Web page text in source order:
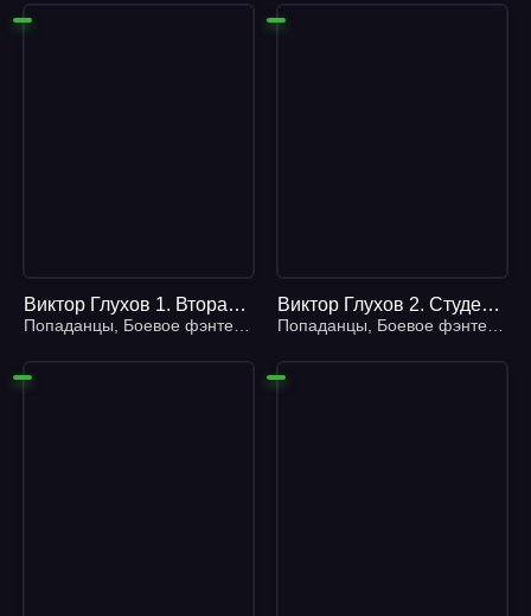
Виктор Глухов 1. Вторая жизнь майора - Владимир Сухинин
Попаданцы Боевое фэнтези Героическое фэнтези
Виктор Глухов 2. Студент на агентурной работе - Владимир Сухинин
Попаданцы Боевое фэнтези